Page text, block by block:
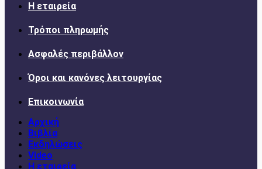
Η εταιρεία
Τρόποι πληρωμής
Ασφαλές περιβάλλον
Όροι και κανόνες λειτουργίας
Επικοινωνία
Αρχική
Βιβλία
Εκδηλώσεις
Video
Η εταιρεία